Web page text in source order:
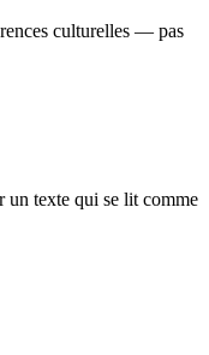
culturelles — pas
un texte qui se lit comme